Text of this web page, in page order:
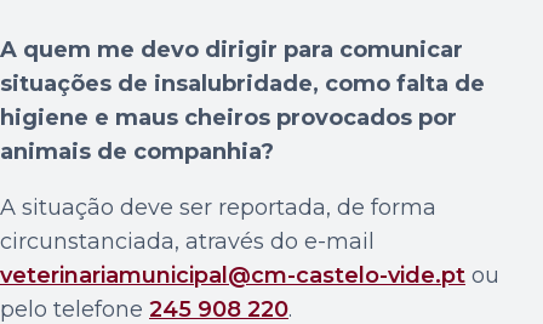
A quem me devo dirigir para comunicar
situações de insalubridade, como falta de
higiene e maus cheiros provocados por
animais de companhia?
A situação deve ser reportada, de forma
circunstanciada, através do e-mail
veterinariamunicipal@cm-castelo-vide.pt ou
pelo telefone 245 908 220.